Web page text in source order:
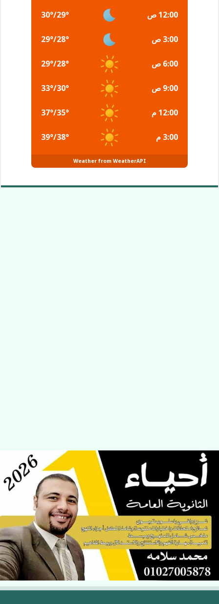
12:00 ص 29°
/
30°
3:00 ص 28°
/
29°
6:00 ص 28°
/
29°
9:00 ص 30°
/
33°
12:00 م 35°
/
37°
3:00 م 38°
/
39°
Weather from WeatherAPI